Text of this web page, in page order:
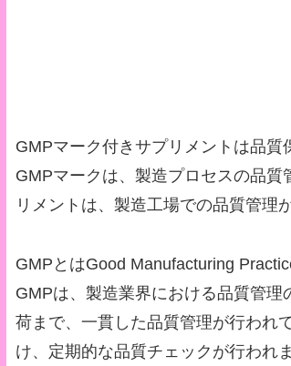
GMPマーク付きサプリメントは品質
GMPマークは、製造プロセスの品
リメントは、製造工場での品質管理
GMPとはGood Manufacturing
GMPは、製造業界における品質管
荷まで、一貫した品質管理が行われ
け、定期的な品質チェックが行われま